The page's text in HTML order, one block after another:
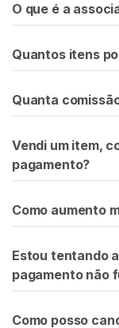
O que é a
Quantos itens
Quanta
Vendi um item,
pagamento?
Como aumento
Estou tentando
pagamento não
Como posso
N
S
R
E
A
-
E
G
R
Á
I
S
I
n